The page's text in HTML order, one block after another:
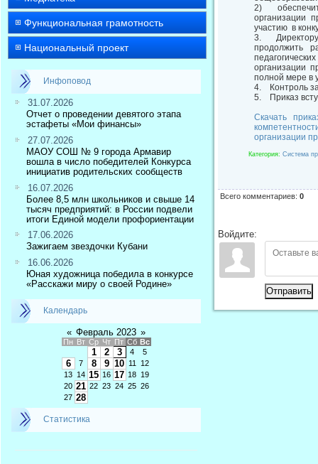
Функциональная грамотность
Национальный проект
Инфоповод
31.07.2026
Отчет о проведении девятого этапа
эстафеты «Мои финансы»
27.07.2026
МАОУ СОШ № 9 города Армавир
вошла в число победителей Конкурса
инициатив родительских сообществ
16.07.2026
Более 8,5 млн школьников и свыше 14
тысяч предприятий: в России подвели
итоги Единой модели профориентации
17.06.2026
Зажигаем звездочки Кубани
16.06.2026
Юная художница победила в конкурсе
«Расскажи миру о своей Родине»
Календарь
« Февраль 2023 »
Пн Вт Ср Чт Пт Сб Вс
1 2 3 4 5
6 7 8 9 10 11
12
13
14 15 16 17 18 19
20 21 22 23 24 25 26
27 28
Статистика
2)
организации
участию в
3. Директору
продолжить
организации
полной мере в
4. Контроль
5. Приказ
Скачать
организации
Категория: Система
Всего комментариев: 0
Войдите:
Отправить